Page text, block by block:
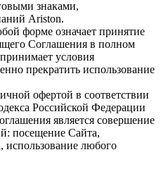
знаками,
Ariston.
форме означает принятие
Соглашения в полном
условия
прекратить использование
офертой в соответствии
Российской Федерации
является совершение
посещение Сайта,
использование любого